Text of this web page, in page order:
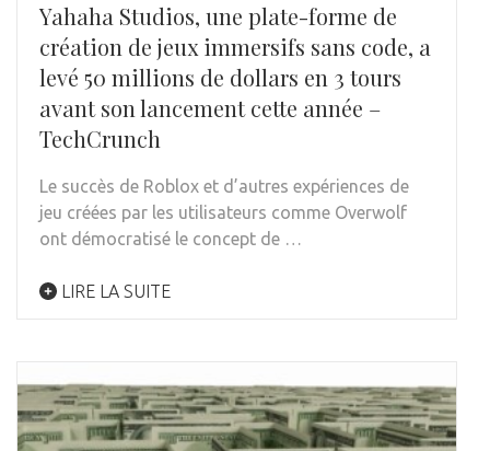
Yahaha Studios, une plate-forme de
création de jeux immersifs sans code, a
levé 50 millions de dollars en 3 tours
avant son lancement cette année –
TechCrunch
Le succès de Roblox et d’autres expériences de
jeu créées par les utilisateurs comme Overwolf
ont démocratisé le concept de …
LIRE LA SUITE